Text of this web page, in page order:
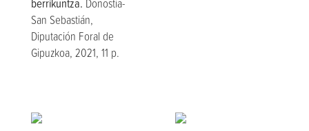
San Sebastián,
Diputación Foral de
Gipuzkoa, 2021, 11 p.